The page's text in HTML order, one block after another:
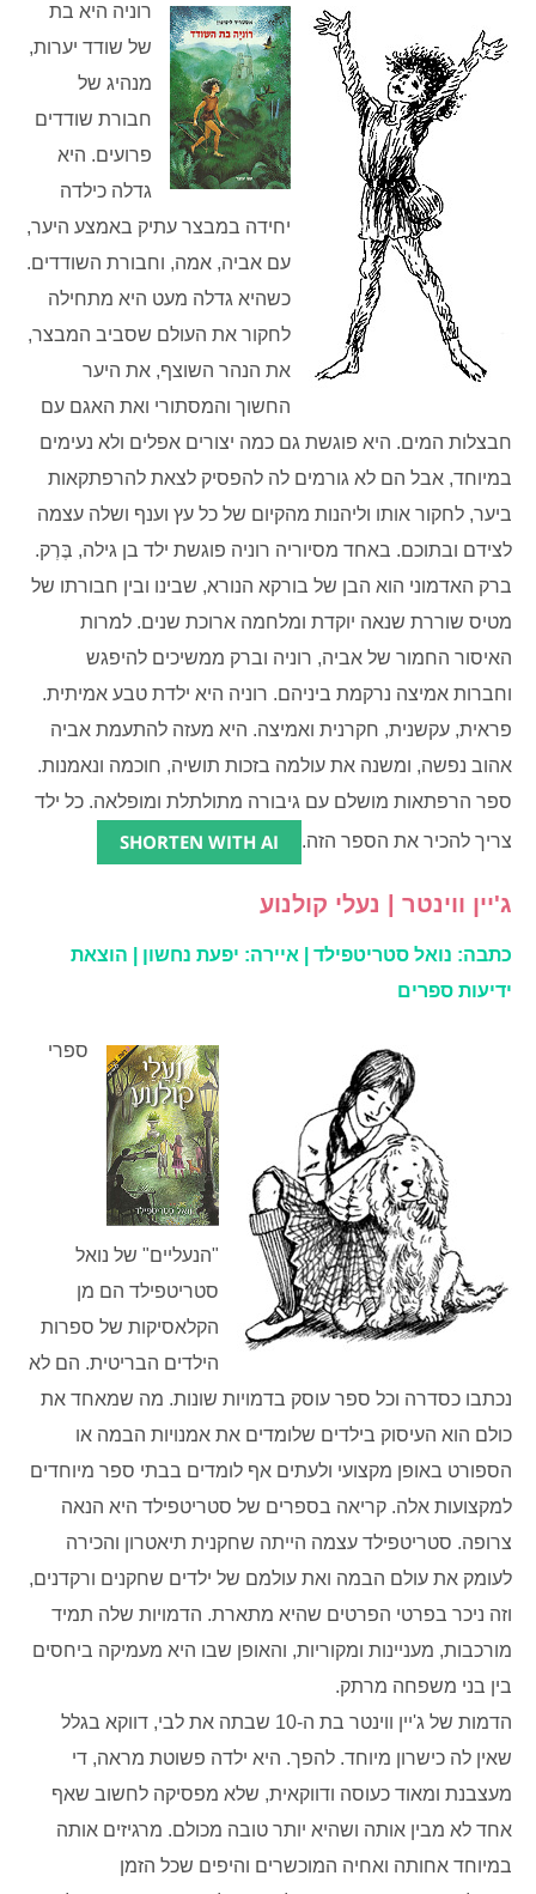
רוניה היא בת
של שודד יערות,
מנהיג של
חבורת שודדים
פרועים. היא
גדלה כילדה
יחידה במבצר עתיק באמצע היער,
עם אביה, אמה, וחבורת השודדים.
כשהיא גדלה מעט היא מתחילה
לחקור את העולם שסביב המבצר,
את הנהר השוצף, את היער
החשוך והמסתורי ואת האגם עם
חבצלות המים. היא פוגשת גם כמה יצורים אפלים ולא נעימים
במיוחד, אבל הם לא גורמים לה להפסיק לצאת להרפתקאות
ביער, לחקור אותו וליהנות מהקיום של כל עץ וענף ושלה עצמה
לצידם ובתוכם. באחד מסיוריה רוניה פוגשת ילד בן גילה, בֶּרְק.
ברק האדמוני הוא הבן של בורקא הנורא, שבינו ובין חבורתו של
מטיס שוררת שנאה יוקדת ומלחמה ארוכת שנים. למרות
האיסור החמור של אביה, רוניה וברק ממשיכים להיפגש
וחברות אמיצה נרקמת ביניהם. רוניה היא ילדת טבע אמיתית.
פראית, עקשנית, חקרנית ואמיצה. היא מעזה להתעמת אביה
אהוב נפשה, ומשנה את עולמה בזכות תושיה, חוכמה ונאמנות.
ספר הרפתאות מושלם עם גיבורה מתולתלת ומופלאה. כל ילד
צריך להכיר את הספר הזה.
SHORTEN WITH AI
ג'יין ווינטר | נעלי קולנוע
כתבה: נואל סטריטפילד | איירה: יפעת נחשון | הוצאת
ידיעות ספרים
ספרי
"הנעליים" של נואל
סטריטפילד הם מן
הקלאסיקות של ספרות
הילדים הבריטית. הם לא
נכתבו כסדרה וכל ספר עוסק בדמויות שונות. מה שמאחד את
כולם הוא העיסוק בילדים שלומדים את אמנויות הבמה או
הספורט באופן מקצועי ולעתים אף לומדים בבתי ספר מיוחדים
למקצועות אלה. קריאה בספרים של סטריטפילד היא הנאה
צרופה. סטריטפילד עצמה הייתה שחקנית תיאטרון והכירה
לעומק את עולם הבמה ואת עולמם של ילדים שחקנים ורקדנים,
וזה ניכר בפרטי הפרטים שהיא מתארת. הדמויות שלה תמיד
מורכבות, מעניינות ומקוריות, והאופן שבו היא מעמיקה ביחסים
בין בני משפחה מרתק.
הדמות של ג'יין ווינטר בת ה-10 שבתה את לבי, דווקא בגלל
שאין לה כישרון מיוחד. להפך. היא ילדה פשוטת מראה, די
מעצבנת ומאוד כעוסה ודווקאית, שלא מפסיקה לחשוב שאף
אחד לא מבין אותה ושהיא יותר טובה מכולם. מרגיזים אותה
במיוחד אחותה ואחיה המוכשרים והיפים שכל הזמן